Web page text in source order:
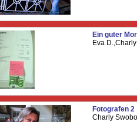
Ein guter
Eva
Fotografen 2
Charly